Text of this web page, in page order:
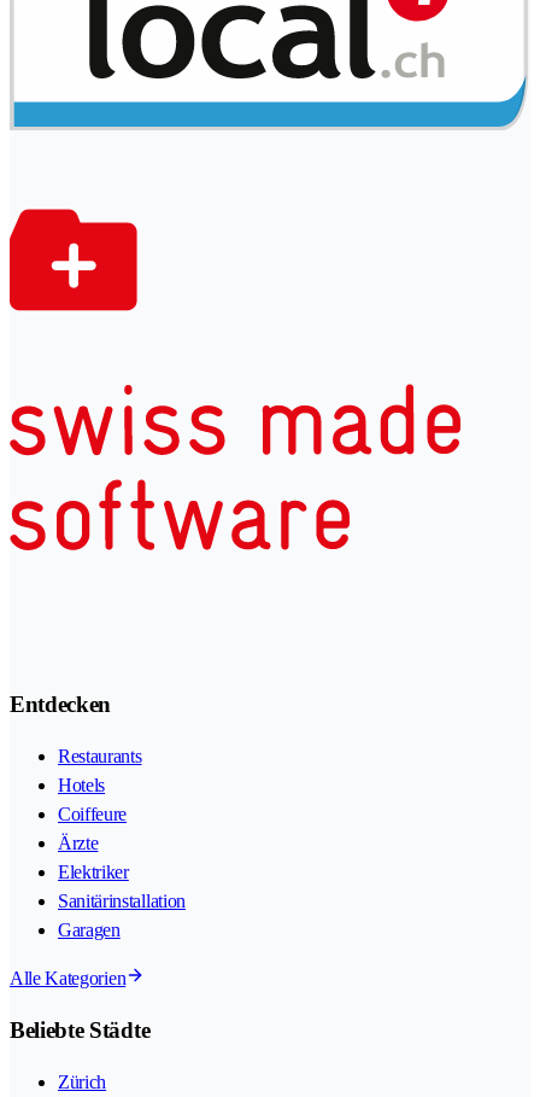
Entdecken
Restaurants
Hotels
Coiffeure
Ärzte
Elektriker
Sanitärinstallation
Garagen
Alle Kategorien
Beliebte Städte
Zürich